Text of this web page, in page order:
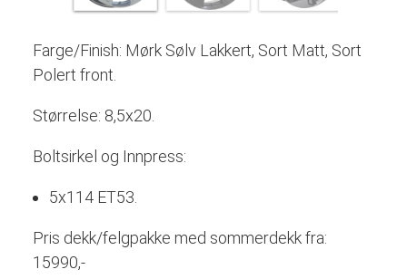
Farge/Finish: Mørk Sølv Lakkert, Sort Matt, Sort
Polert front.
Størrelse: 8,5x20.
Boltsirkel og Innpress:
5x114 ET53.
Pris dekk/felgpakke med sommerdekk fra:
15990,-